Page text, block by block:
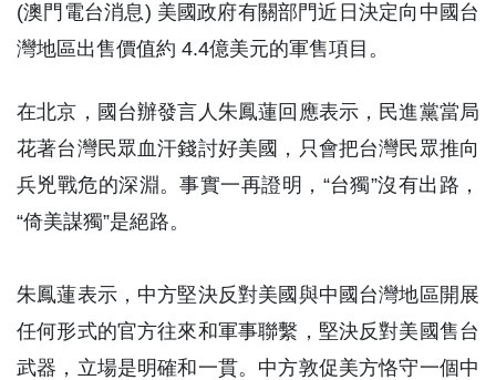
(澳門電台消息) 美國政府有關部門近日決定向中國台
灣地區出售價值約 4.4億美元的軍售項目。
在北京，國台辦發言人朱鳳蓮回應表示，民進黨當局
花著台灣民眾血汗錢討好美國，只會把台灣民眾推向
兵兇戰危的深淵。事實一再證明，“台獨”沒有出路，
“倚美謀獨”是絕路。
朱鳳蓮表示，中方堅決反對美國與中國台灣地區開展
任何形式的官方往來和軍事聯繫，堅決反對美國售台
武器，立場是明確和一貫。中方敦促美方恪守一個中